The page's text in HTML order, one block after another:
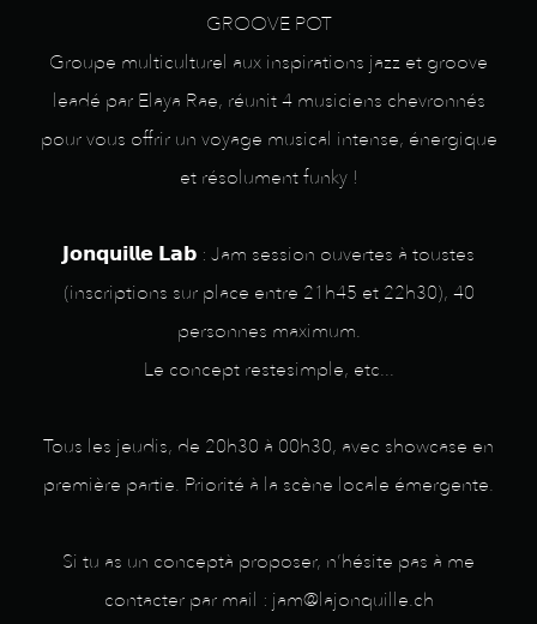
GROOVE POT
Groupe multiculturel aux inspirations jazz et groove
leadé par Elaya Rae, réunit 4 musiciens chevronnés
pour vous offrir un voyage musical intense, énergique
et résolument funky !
𝗝𝗼𝗻𝗾𝘂𝗶𝗹𝗹𝗲 𝗟𝗮𝗯 : Jam session ouvertes à toustes
(inscriptions sur place entre 21h45 et 22h30), 40
personnes maximum.
Le concept restesimple, etc...
Tous les jeudis, de 20h30 à 00h30, avec showcase en
première partie. Priorité à la scène locale émergente.
Si tu as un conceptà proposer, n’hésite pas à me
contacter par mail : jam@lajonquille.ch